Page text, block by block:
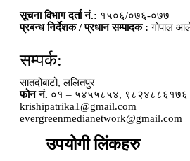
सूचना विभाग दर्ता नं.: १५०६/०७६-०७७
प्रबन्ध निर्देशक / प्रधान सम्पादक : गोपाल
सम्पर्क:
सातदोबाटो, ललितपुर
फोन नं. ०१ – ५४५५८५४, ९८२४८८६१७६
krishipatrika1@gmail.com
evergreenmedianetwork@gmail.com
उपयोगी लिंकहरु